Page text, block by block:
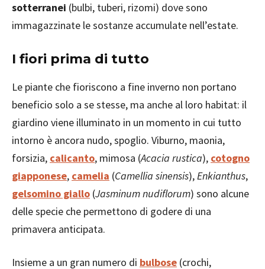
sotterranei (bulbi, tuberi, rizomi) dove sono
immagazzinate le sostanze accumulate nell’estate.
I fiori prima di tutto
Le piante che fioriscono a fine inverno non portano
beneficio solo a se stesse, ma anche al loro habitat: il
giardino viene illuminato in un momento in cui tutto
intorno è ancora nudo, spoglio. Viburno, maonia,
forsizia, calicanto, mimosa (Acacia rustica), cotogno
giapponese, camelia (Camellia sinensis),Enkianthus,
gelsomino giallo (Jasminum nudiflorum) sono alcune
delle specie che permettono di godere di una
primavera anticipata.
Insieme a un gran numero di bulbose (crochi,